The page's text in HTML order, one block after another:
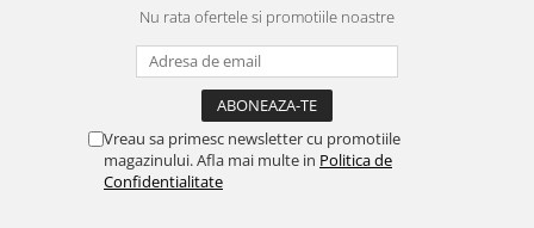
Nu rata ofertele si promotiile noastre
Vreau sa primesc newsletter cu promotiile
magazinului. Afla mai multe in Politica de
Confidentialitate